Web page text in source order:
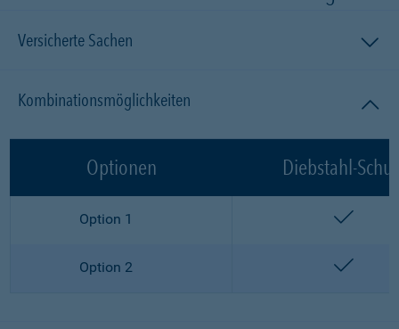
Versicherte Sachen
Kombinationsmöglichkeiten
Optionen Diebstahl-
Option 1
Option 2